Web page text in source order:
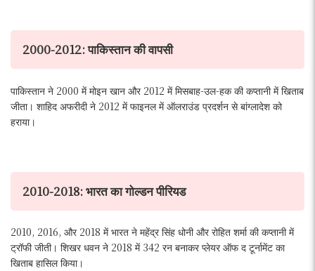
2000-2012: पाकिस्तान की वापसी
पाकिस्तान ने 2000 में मोइन खान और 2012 में मिसबाह-उल-हक की कप्तानी में खिताब
जीता। शाहिद अफरीदी ने 2012 में फाइनल में ऑलराउंड प्रदर्शन से बांग्लादेश को
हराया।
2010-2018: भारत का गोल्डन पीरियड
2010, 2016, और 2018 में भारत ने महेंद्र सिंह धोनी और रोहित शर्मा की कप्तानी में
ट्रॉफी जीती। शिखर धवन ने 2018 में 342 रन बनाकर प्लेयर ऑफ द टूर्नामेंट का
खिताब हासिल किया।